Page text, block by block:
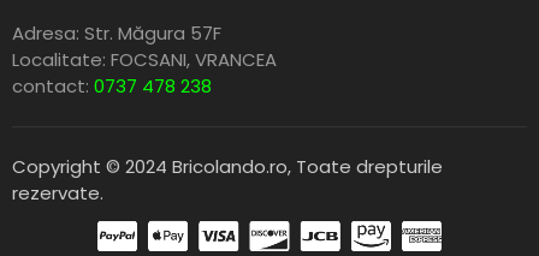
Adresa: Str. Măgura 57F
Localitate: FOCSANI,VRANCEA
contact: 0737 478 238
Copyright © 2024 Bricolando.ro, Toate drepturile
rezervate.